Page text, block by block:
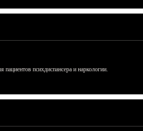
пациентов психдиспансера и наркологии.